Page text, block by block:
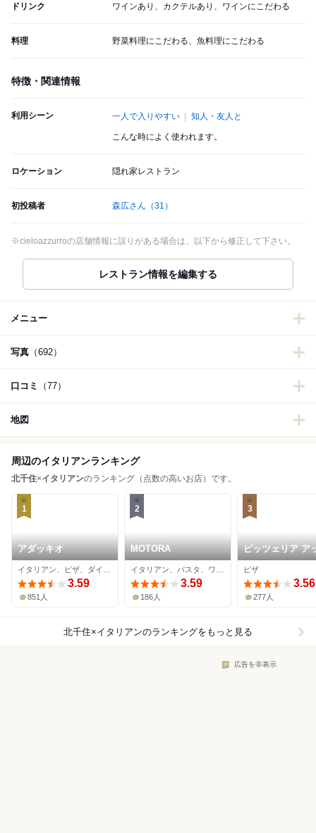
ドリンク ワインあり、カクテルあり、ワインにこだわる
料理 野菜料理にこだわる、魚料理にこだわる
特徴・関連情報
利用シーン 一人で入りやすい 知人・友人と
こんな時によく使われます。
ロケーション 隠れ家レストラン
初投稿者 森広さん （31）
※cieloazzurroの店舗情報に誤りがある場合は、以下から修正して下さい。
レストラン情報を編集する
メニュー
写真 （692）
口コミ （77）
地図
周辺のイタリアンランキング
北千住×イタリアンのランキング（点数の高いお店）です。
1
アダッキオ
3.59
851人
2
MOTORA
3.59
186人
3
ピッツェリア ア
ーロ
ピザ
3.56
277人
北千住×イタリアンのランキングをもっと見る
広告を非表示